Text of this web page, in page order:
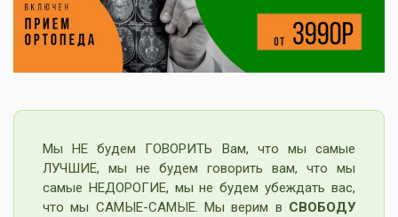
Мы НЕ будем ГОВОРИТЬ Вам, что мы самые
ЛУЧШИЕ, мы не будем говорить вам, что мы
самые НЕДОРОГИЕ, мы не будем убеждать вас,
что мы САМЫЕ-САМЫЕ. Мы верим в СВОБОДУ